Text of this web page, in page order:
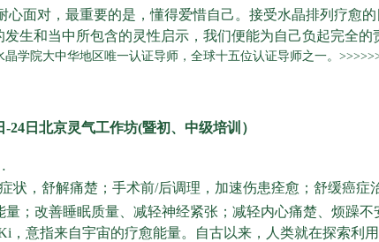
心面对，最重要的是，懂得爱惜自己。接受水晶排列疗愈
发生和当中所包含的灵性启示，我们便能为自己负起完全
晶学院大中华地区唯一认证导师，全球十五位认证导师之一。
-24日北京灵气工作坊(暨初、中级培训）
状，舒解痛楚；手术前/后调理，加速伤患痊愈；舒缓癌
量；改善睡眠质量、减轻神经紧张；减轻内心痛楚、烦躁
，意指来自宇宙的疗愈能量。自古以来，人类就在探索